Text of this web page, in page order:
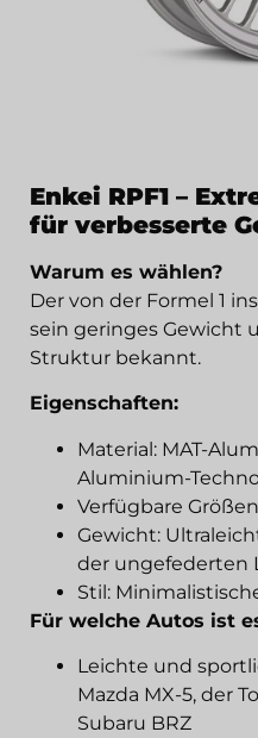
Enkei RPF1 –
für verbesserte
Warum es wählen?
Der von der Formel 1
sein geringes Gewicht
Struktur bekannt.
Eigenschaften:
Material: MAT-
Aluminium-
Verfügbare Größen:
Gewicht:
der ungefederten
Stil:
Für welche Autos ist
Leichte und
Mazda MX-5, der
Subaru BRZ